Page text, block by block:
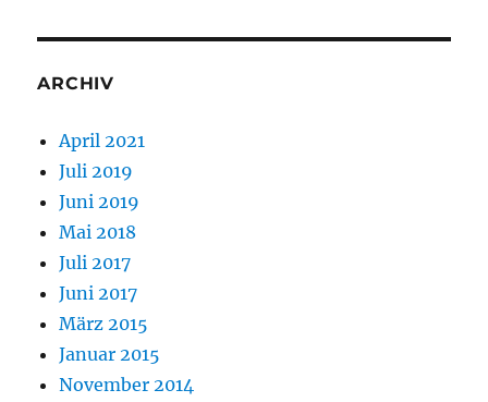
ARCHIV
April 2021
Juli 2019
Juni 2019
Mai 2018
Juli 2017
Juni 2017
März 2015
Januar 2015
November 2014